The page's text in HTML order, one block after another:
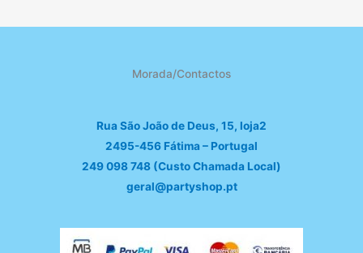
Morada/Contactos
Rua São João de Deus, 15, loja2
2495-456 Fátima – Portugal
249 098 748 (Custo Chamada Local)
geral@partyshop.pt